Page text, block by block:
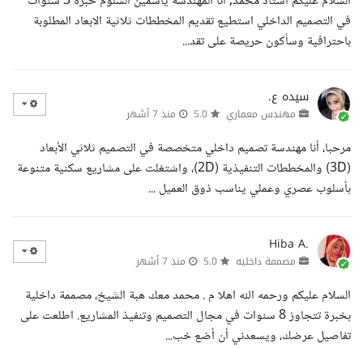
في التصميم الداخلي استطيع تقديم المخططات ثلاثية الابعاد المطلوبة
باحترافية وسأكون حريصة على تقد...
سيده ع.
مهندس معماري منذ 7 أشهر
مرحبا، أنا مهندسة تصميم داخلي متخصصة في التصميم ثلاثي الأبعاد
(3D) والمخططات التنفيذية (2D)، واشتغلت على مشاريع سكنية متنوعة
بأسلوب عصري وعملي يناسب ذوق العميل ...
Hiba A.
مصممة داخليه منذ 7 أشهر
السلام عليكم ورحمه الله اهلا م . محمد معك هبة الشيخ، مصممة داخلية
بخبرة تتجاوز 8 سنوات في مجال التصميم وتنفيذ المشاريع. اطلعت على
تفاصيل عرضك، ويسعدني أن أضع خب...